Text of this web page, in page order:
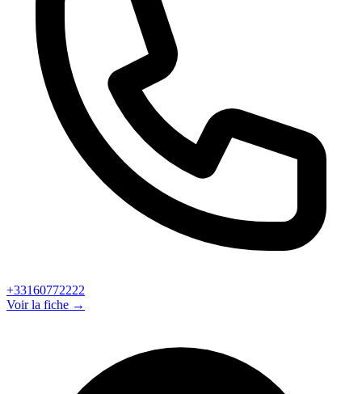
+33160772222
Voir la fiche →